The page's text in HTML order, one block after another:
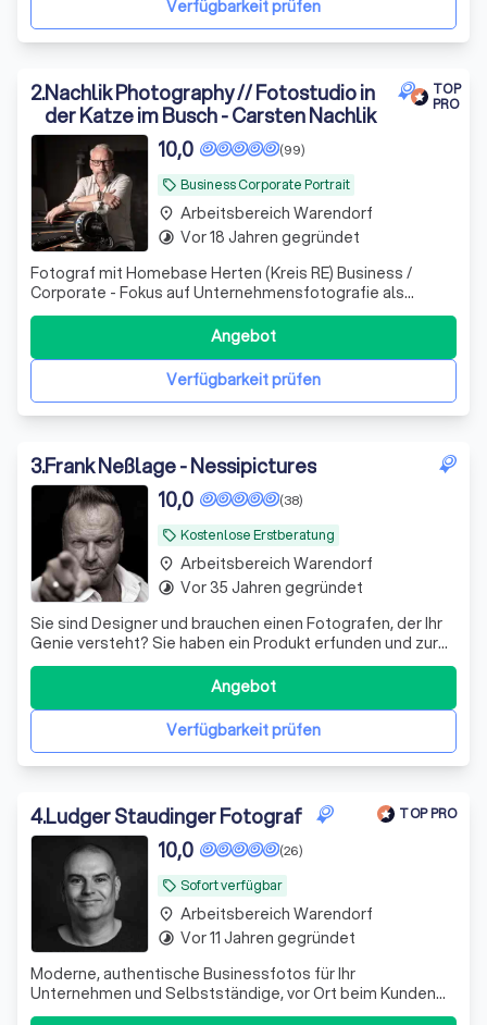
Verfügbarkeit prüfen
2.Nachlik Photography // Fotostudio in
der Katze im Busch - Carsten Nachlik
TOP
PRO
local_offer Business Corporate Portrait
(99)
10,0
Fotograf mit Homebase Herten (Kreis RE) Business /
Corporate - Fokus auf Unternehmensfotografie als
Kombination aus Portraits, Interior, Exterieur, Luft und
Moods. Alles Wichtige für Ihr Unternehmen.
Verfügbarkeit prüfen
Angebot
place Arbeitsbereich Warendorf
timelapse Vor 18 Jahren gegründet
3.Frank Neßlage - Nessipictures
local_offer Kostenlose Erstberatung
(38)
10,0
Sie sind Designer und brauchen einen Fotografen, der Ihr
Genie versteht? Sie haben ein Produkt erfunden und zur
Vermarktung fehlt noch ein gutes Foto? Ihre Lebensmittel
sollen noch besser aussehen?
Verfügbarkeit prüfen
Angebot
place Arbeitsbereich Warendorf
timelapse Vor 35 Jahren gegründet
4.Ludger Staudinger Fotograf TOP PRO
local_offer Sofort verfügbar
(26)
10,0
Moderne, authentische Businessfotos für Ihr
Unternehmen und Selbstständige, vor Ort beim Kunden
und im eigenen Studio im Ruhrgebiet.
place Arbeitsbereich Warendorf
timelapse Vor 11 Jahren gegründet